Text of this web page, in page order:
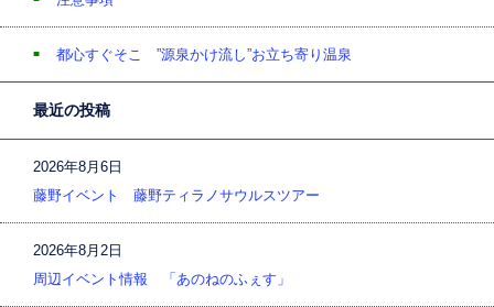
都心すぐそこ ”源泉かけ流し”お立ち寄り温泉
最近の投稿
2026年8月6日
藤野イベント 藤野ティラノサウルスツアー
2026年8月2日
周辺イベント情報 「あのねのふぇす」